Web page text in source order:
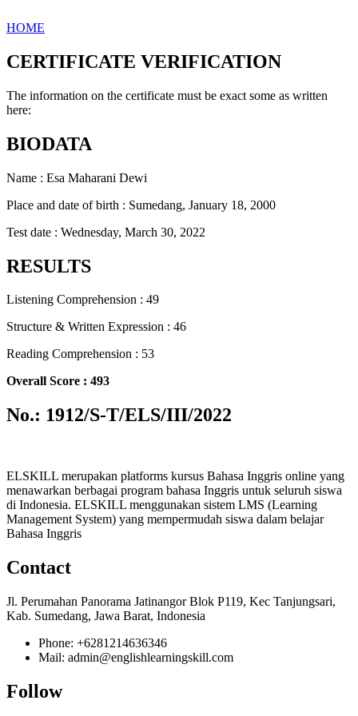
HOME
CERTIFICATE VERIFICATION
The information on the certificate must be exact some as written
here:
BIODATA
Name : Esa Maharani Dewi
Place and date of birth : Sumedang, January 18, 2000
Test date : Wednesday, March 30, 2022
RESULTS
Listening Comprehension : 49
Structure & Written Expression : 46
Reading Comprehension : 53
Overall Score : 493
No.: 1912/S-T/ELS/III/2022
ELSKILL merupakan platforms kursus Bahasa Inggris online yang
menawarkan berbagai program bahasa Inggris untuk seluruh siswa
di Indonesia. ELSKILL menggunakan sistem LMS (Learning
Management System) yang mempermudah siswa dalam belajar
Bahasa Inggris
Contact
Jl. Perumahan Panorama Jatinangor Blok P119, Kec Tanjungsari,
Kab. Sumedang, Jawa Barat, Indonesia
Phone: +6281214636346
Mail: admin@englishlearningskill.com
Follow